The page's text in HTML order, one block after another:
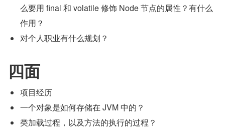
么要用 final 和 volatile 修饰 Node 节点的属性？有什么
作用？
对个人职业有什么规划？
四面
项目经历
一个对象是如何存储在 JVM 中的？
类加载过程，以及方法的执行的过程？